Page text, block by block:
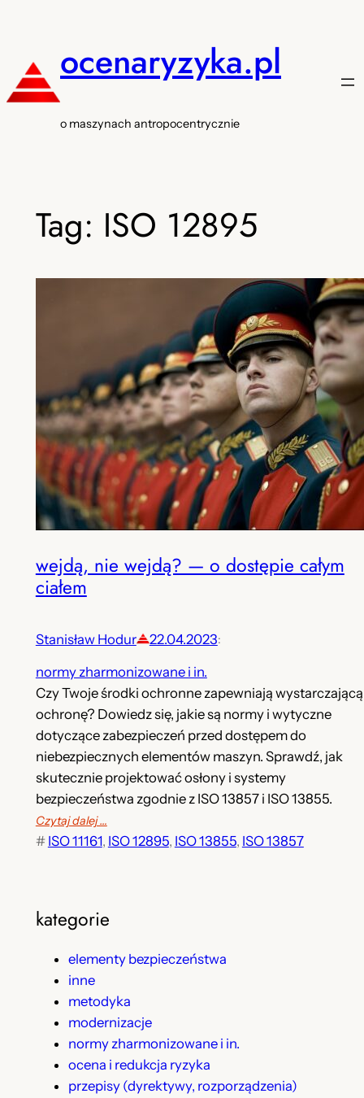
treści
ocenaryzyka.pl
o maszynach antropocentrycznie
Tag: ISO 12895
wejdą, nie wejdą? — o dostępie całym
ciałem
Stanisław Hodur 22.04.2023:
normy zharmonizowane i in.
Czy Twoje środki ochronne zapewniają wystarczającą
ochronę? Dowiedz się, jakie są normy i wytyczne
dotyczące zabezpieczeń przed dostępem do
niebezpiecznych elementów maszyn. Sprawdź, jak
skutecznie projektować osłony i systemy
bezpieczeństwa zgodnie z ISO 13857 i ISO 13855.
Czytaj dalej …
# ISO 11161, ISO 12895, ISO 13855, ISO 13857
kategorie
elementy bezpieczeństwa
inne
metodyka
modernizacje
normy zharmonizowane i in.
ocena i redukcja ryzyka
przepisy (dyrektywy, rozporządzenia)